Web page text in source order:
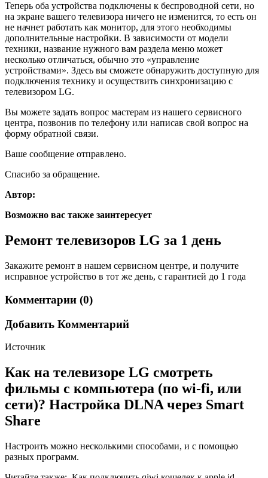
Теперь оба устройства подключены к беспроводной сети, но
на экране вашего телевизора ничего не изменится, то есть он
не начнет работать как монитор, для этого необходимы
дополнительные настройки. В зависимости от модели
техники, название нужного вам раздела меню может
несколько отличаться, обычно это «управление
устройствами». Здесь вы сможете обнаружить доступную для
подключения технику и осуществить синхронизацию с
телевизором LG.
Вы можете задать вопрос мастерам из нашего сервисного
центра, позвонив по телефону или написав свой вопрос на
форму обратной связи.
Ваше сообщение отправлено.
Спасибо за обращение.
Автор:
Возможно вас также заинтересует
Ремонт телевизоров LG за 1 день
Закажите ремонт в нашем сервисном центре, и получите
исправное устройство в тот же день, с гарантией до 1 года
Комментарии (0)
Добавить Комментарий
Источник
Как на телевизоре LG смотреть
фильмы с компьютера (по wi-fi, или
сети)? Настройка DLNA через Smart
Share
Настроить можно несколькими способами, и с помощью
разных программ.